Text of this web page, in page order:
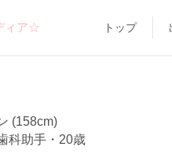
ィア☆ トップ
(158cm)
科助手・20歳